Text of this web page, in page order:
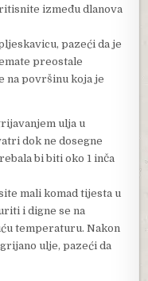
između dlanova
pazeći da je
preostale
na površinu koja je
ulja u
dok ne dosegne
bi biti oko 1 inča
mali komad tijesta u
i digne se na
temperaturu. Nakon
ulje, pazeći da